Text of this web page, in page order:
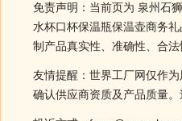
免责声明：当前页为 泉州石
水杯口杯保温瓶保温壶商务
制产品真实性、准确性、合
友情提醒：世界工厂网仅作
确认供应商资质及产品质量